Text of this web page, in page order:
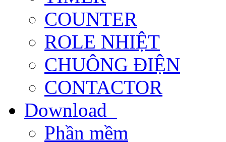
COUNTER
ROLE NHIỆT
CHUÔNG ĐIỆN
CONTACTOR
Download
Phần mềm